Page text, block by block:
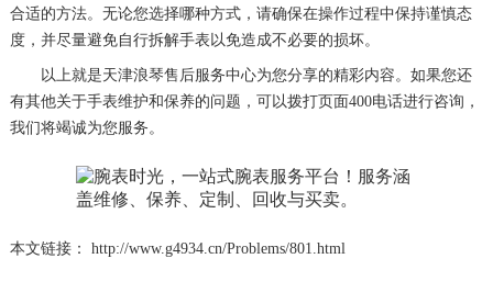
合适的方法。无论您选择哪种方式，请确保在操作过程中保持谨慎态
度，并尽量避免自行拆解手表以免造成不必要的损坏。
以上就是天津浪琴售后服务中心为您分享的精彩内容。如果您还
有其他关于手表维护和保养的问题，可以拨打页面400电话进行咨询，
我们将竭诚为您服务。
本文链接： http://www.g4934.cn/Problems/801.html